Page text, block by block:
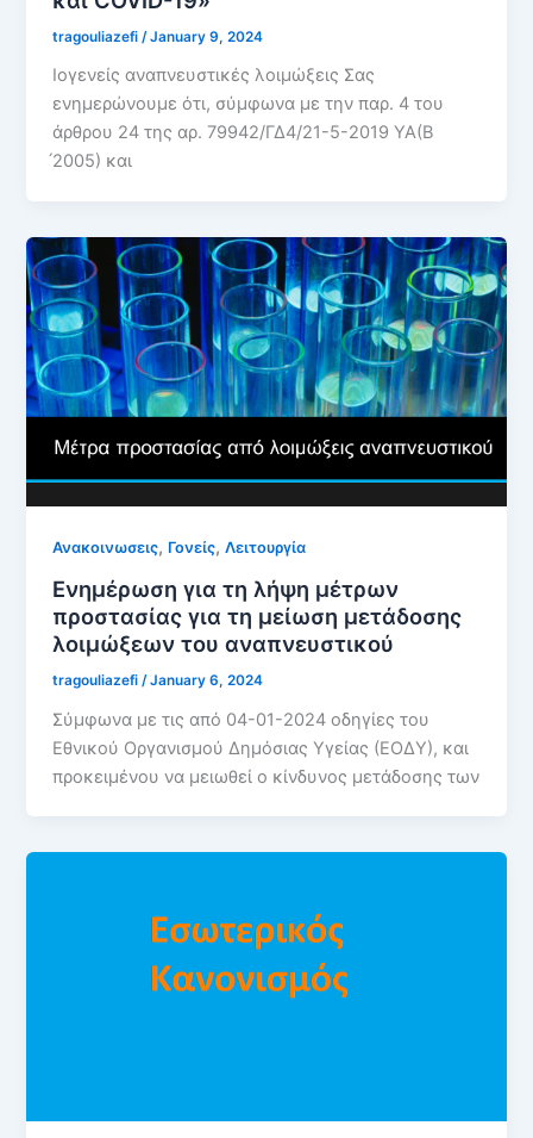
tragouliazefi /January 9, 2024
Ιογενείς αναπνευστικές λοιμώξεις Σας
ενημερώνουμε ότι, σύμφωνα με την παρ. 4 του
άρθρου 24 της αρ. 79942/ΓΔ4/21-5-2019 ΥΑ(Β
́2005) και
Ανακοινωσεις, Γονείς,Λειτουργία
Ενημέρωση για τη λήψη μέτρων
προστασίας για τη μείωση μετάδοσης
λοιμώξεων του αναπνευστικού
tragouliazefi /January 6, 2024
Σύμφωνα με τις από 04-01-2024 οδηγίες του
Εθνικού Οργανισμού Δημόσιας Υγείας (ΕΟΔΥ), και
προκειμένου να μειωθεί ο κίνδυνος μετάδοσης των